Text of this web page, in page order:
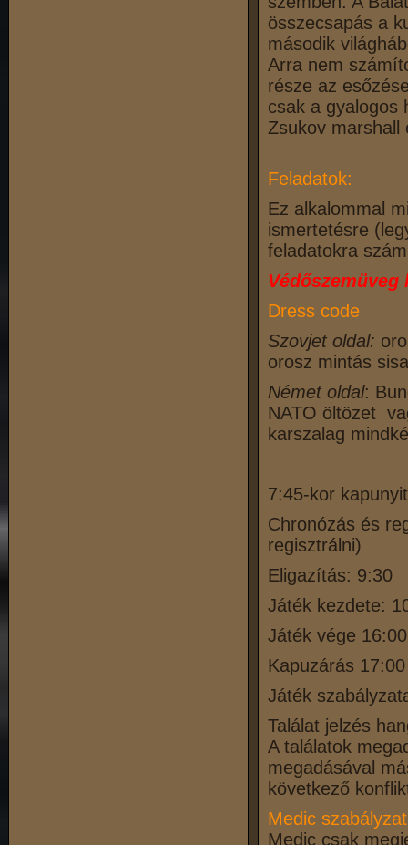
összecsapás a
második
Arra nem
része az
csak a gyalogos
Zsukov marshall
Feladatok:
Ez alkalommal
ismertetésre
feladatokra
Dress code
Szovjet oldal:
orosz mintás
Német oldal:
NATO öltözet
karszalag
7:45-kor
Chronózás és
regisztrálni)
Eligazítás: 9:30
Játék kezdete:
Játék vége 16:00
Kapuzárás 17:00
Játék
Találat jelzés
A találatok
megadásával
következő
Medic
Medic csak